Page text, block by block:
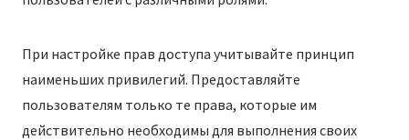
При настройке прав доступа учитывайте принцип
наименьших привилегий. Предоставляйте
пользователям только те права, которые им
действительно необходимы для выполнения своих